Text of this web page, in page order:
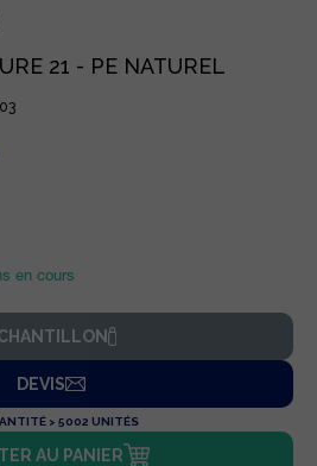
21 - PE NATUREL
en cours
DEVIS
> 5002 UNITÉS
AU PANIER